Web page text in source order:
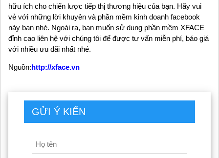
hữu ích cho chiến lược tiếp thị thương hiệu của bạn. Hãy vui
vẻ với những lời khuyên và phần mềm kinh doanh facebook
này bạn nhé. Ngoài ra, bạn muốn sử dụng phần mềm XFACE
đỉnh cao liên hệ với chúng tôi để được tư vấn miễn phí, báo giá
với nhiều ưu đãi nhất nhé.
Nguồn:http://xface.vn
GỬI Ý KIẾN